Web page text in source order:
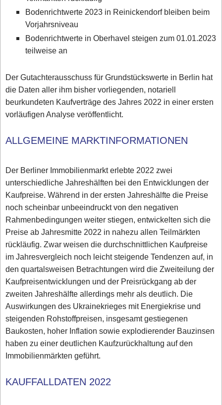
Bodenrichtwerte 2023 in Reinickendorf bleiben beim
Vorjahrsniveau
Bodenrichtwerte in Oberhavel steigen zum 01.01.2023
teilweise an
Der Gutachterausschuss für Grundstückswerte in Berlin hat
die Daten aller ihm bisher vorliegenden, notariell
beurkundeten Kaufverträge des Jahres 2022 in einer ersten
vorläufigen Analyse veröffentlicht.
ALLGEMEINE MARKTINFORMATIONEN
Der Berliner Immobilienmarkt erlebte 2022 zwei
unterschiedliche Jahreshälften bei den Entwicklungen der
Kaufpreise. Während in der ersten Jahreshälfte die Preise
noch scheinbar unbeeindruckt von den negativen
Rahmenbedingungen weiter stiegen, entwickelten sich die
Preise ab Jahresmitte 2022 in nahezu allen Teilmärkten
rückläufig. Zwar weisen die durchschnittlichen Kaufpreise
im Jahresvergleich noch leicht steigende Tendenzen auf, in
den quartalsweisen Betrachtungen wird die Zweiteilung der
Kaufpreisentwicklungen und der Preisrückgang ab der
zweiten Jahreshälfte allerdings mehr als deutlich. Die
Auswirkungen des Ukrainekrieges mit Energiekrise und
steigenden Rohstoffpreisen, insgesamt gestiegenen
Baukosten, hoher Inflation sowie explodierender Bauzinsen
haben zu einer deutlichen Kaufzurückhaltung auf den
Immobilienmärkten geführt.
KAUFFALLDATEN 2022